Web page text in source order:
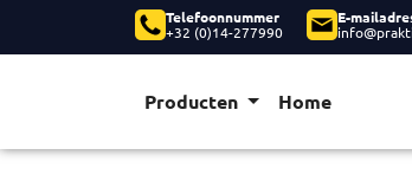
Telefoonnummer
+32 (0)14-277990
E-
Producten Home